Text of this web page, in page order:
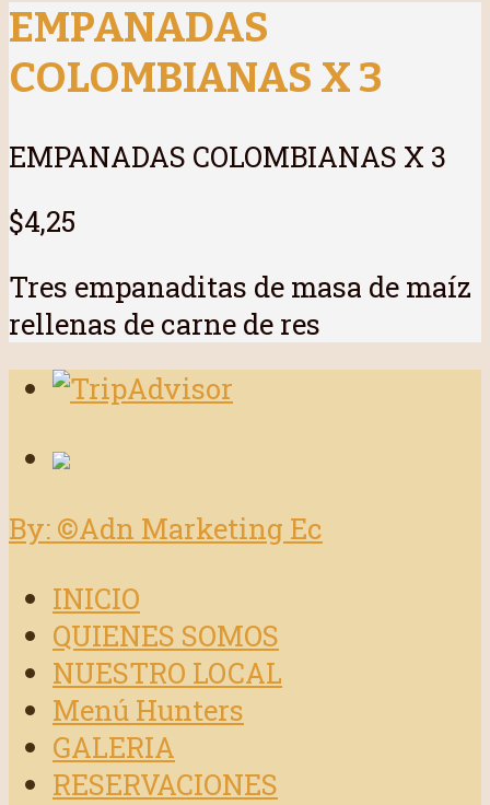
EMPANADAS
COLOMBIANAS X 3
EMPANADAS COLOMBIANAS X 3
$4,25
Tres empanaditas de masa de maíz
rellenas de carne de res
By: ©Adn Marketing Ec
INICIO
QUIENES SOMOS
NUESTRO LOCAL
Menú Hunters
GALERIA
RESERVACIONES